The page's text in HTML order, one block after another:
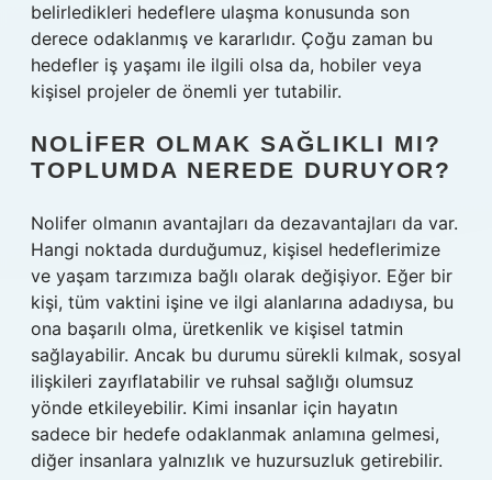
belirledikleri hedeflere ulaşma konusunda son
derece odaklanmış ve kararlıdır. Çoğu zaman bu
hedefler iş yaşamı ile ilgili olsa da, hobiler veya
kişisel projeler de önemli yer tutabilir.
NOLIFER OLMAK SAĞLIKLI MI?
TOPLUMDA NEREDE DURUYOR?
Nolifer olmanın avantajları da dezavantajları da var.
Hangi noktada durduğumuz, kişisel hedeflerimize
ve yaşam tarzımıza bağlı olarak değişiyor. Eğer bir
kişi, tüm vaktini işine ve ilgi alanlarına adadıysa, bu
ona başarılı olma, üretkenlik ve kişisel tatmin
sağlayabilir. Ancak bu durumu sürekli kılmak, sosyal
ilişkileri zayıflatabilir ve ruhsal sağlığı olumsuz
yönde etkileyebilir. Kimi insanlar için hayatın
sadece bir hedefe odaklanmak anlamına gelmesi,
diğer insanlara yalnızlık ve huzursuzluk getirebilir.